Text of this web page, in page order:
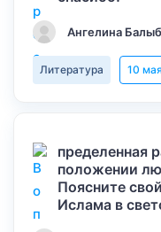
Ангелина
Литература 10
пределенная
положении
Поясните
Ислама в